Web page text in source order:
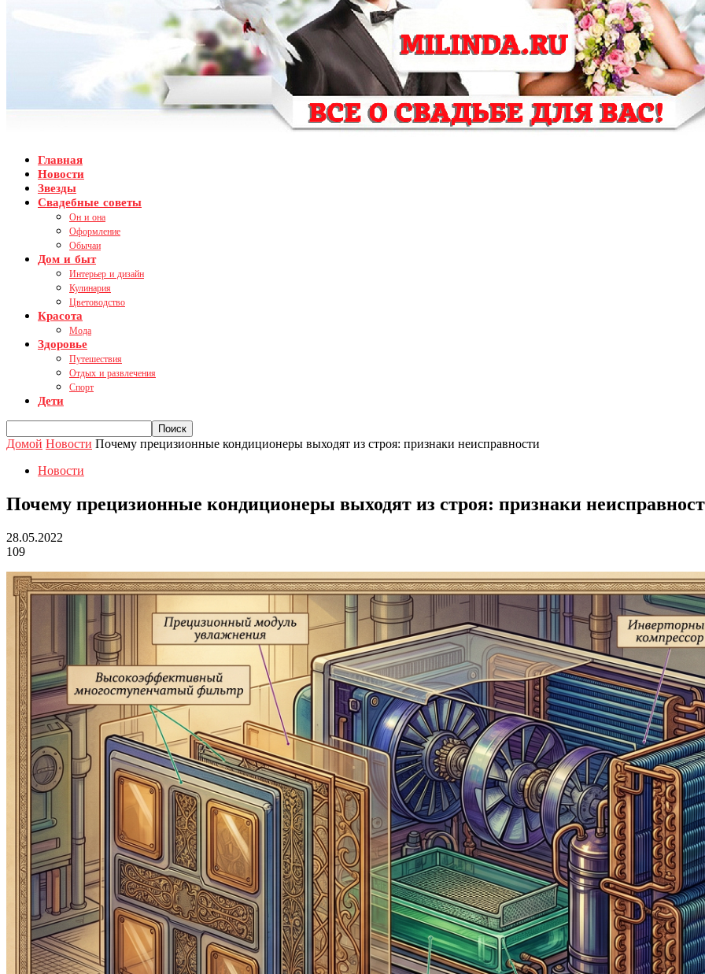
Главная
Новости
Звезды
Свадебные советы
Он и она
Оформление
Обычаи
Дом и быт
Интерьер и дизайн
Кулинария
Цветоводство
Красота
Мода
Здоровье
Путешествия
Отдых и развлечения
Спорт
Дети
Домой Новости Почему прецизионные кондиционеры выходят из строя: признаки неисправности
Новости
Почему прецизионные кондиционеры выходят из строя: признаки
28.05.2022
109